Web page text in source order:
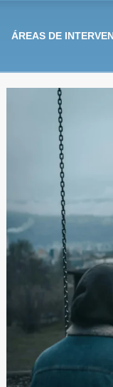
ÁREAS DE